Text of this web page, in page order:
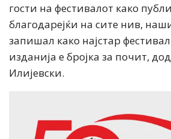
гости на фестивалот како
благодарејќи на сите нив,
запишал како најстар
изданија е бројка за почит,
Илијевски.